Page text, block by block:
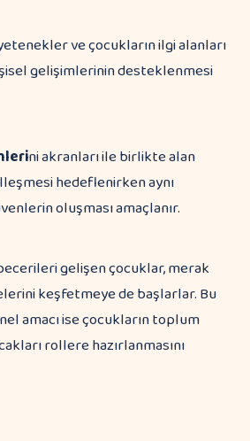
ve çocukların ilgi alanları
gelişimlerinin desteklenmesi
ni akranları ile birlikte alan
hedeflenirken aynı
oluşması amaçlanır.
gelişen çocuklar, merak
keşfetmeye de başlarlar. Bu
amacı ise çocukların toplum
rollere hazırlanmasını